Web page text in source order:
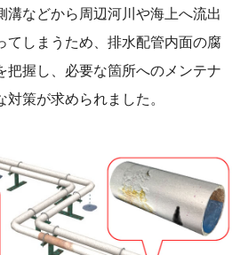
溝などから周辺河川や海上へ流出
てしまうため、排水配管内面の腐
把握し、必要な箇所へのメンテナ
策が求められました。